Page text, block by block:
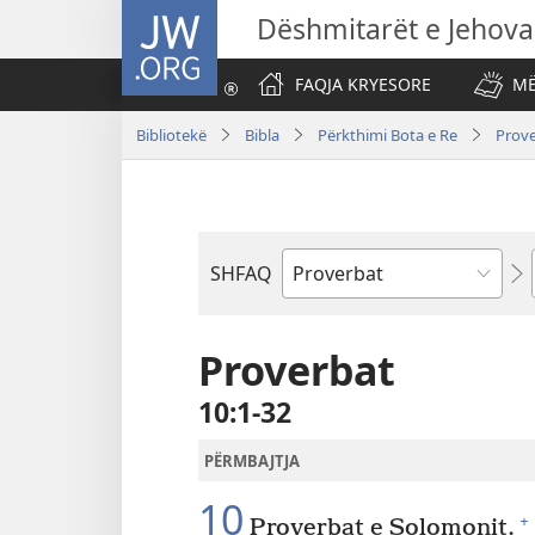
JW.ORG Dëshmitarët e
FAQJA KRYESORE
Bibliotekë Bibla Përkthimi Bota e Re
SHFAQ
Librit
Biblës
Proverbat
10:1-32
PËRMBAJTJA
10 Proverbat e Solomonit. +